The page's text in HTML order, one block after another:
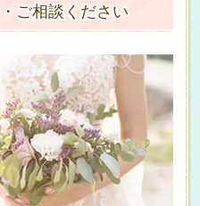
ご相談ください